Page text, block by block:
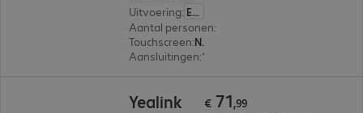
Uitvoering: Europa
Aantal personen:
Touchscreen: Nee
Aansluitingen:
Yealink
€ 71,99